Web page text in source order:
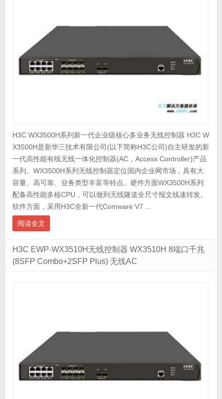
H3C WX3500H系列新一代企业级核心多业务无线控制器 H3C W
X3500H是新华三技术有限公司(以下简称H3C公司)自主研发的新
一代高性能有线无线一体化控制器(AC，Access Controller)产品
系列。WX3500H系列无线控制器定位国内企业网市场，具有大
容量、高可靠、业务类型丰富等特点。硬件方面WX3500H系列
配备高性能多核CPU，可以做到无线隧道全尺寸报文线速转发。
软件方面，采用H3C全新一代Comware V7 ...
阅读全文
H3C EWP-WX3510H无线控制器 WX3510H 8端口千兆
(8SFP Combo+2SFP Plus) 无线AC